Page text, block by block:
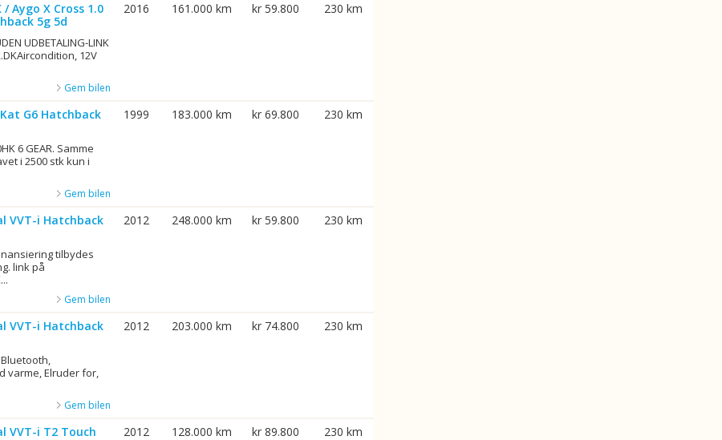
Aygo X Cross 1.0
5g 5d
UDBETALING-LINK
12V
Gem bilen
2016 161.000 km kr 59.800 230 km
G6 Hatchback
6 GEAR. Samme
i 2500 stk kun i
Gem bilen
1999 183.000 km kr 69.800 230 km
VVT-i Hatchback
tilbydes
link på
Gem bilen
2012 248.000 km kr 59.800 230 km
VVT-i Hatchback
varme, Elruder for,
Gem bilen
2012 203.000 km kr 74.800 230 km
VVT-i T2 Touch
2012 128.000 km kr 89.800 230 km